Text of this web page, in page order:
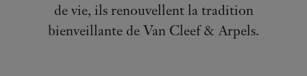
de vie, ils renouvellent la tradition
bienveillante de Van Cleef & Arpels.